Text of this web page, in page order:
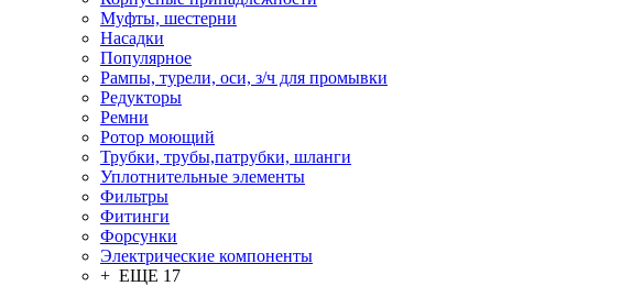
Муфты, шестерни
Насадки
Популярное
Рампы, турели, оси, з/ч для промывки
Редукторы
Ремни
Ротор моющий
Трубки, трубы,патрубки, шланги
Уплотнительные элементы
Фильтры
Фитинги
Форсунки
Электрические компоненты
+ ЕЩЕ 17